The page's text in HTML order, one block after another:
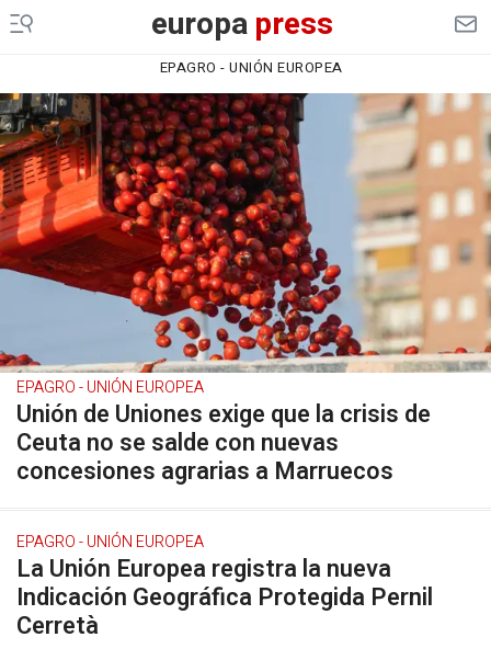
europapress
EPAGRO - UNIÓN EUROPEA
EPAGRO - UNIÓN EUROPEA
Unión de Uniones exige que la crisis de
Ceuta no se salde con nuevas
concesiones agrarias a Marruecos
EPAGRO - UNIÓN EUROPEA
La Unión Europea registra la nueva
Indicación Geográfica Protegida Pernil
Cerretà